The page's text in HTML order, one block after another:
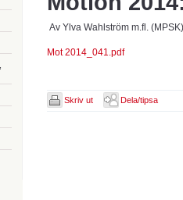
Av Ylva Wahlström m.fl. (MPSK)
Mot 2014_041.pdf
Skriv ut Dela/tipsa